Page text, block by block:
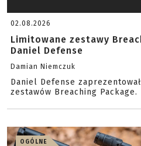
02.08.2026
Limitowane zestawy
Daniel Defense
Damian Niemczuk
Daniel Defense
zestawów Breaching Package.
OGÓLNE